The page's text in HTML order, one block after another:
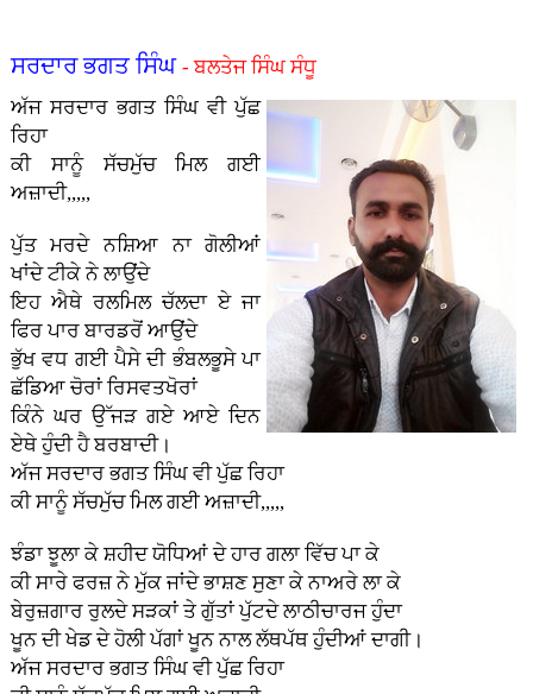
ਸਰਦਾਰ ਭਗਤ ਸਿੰਘ - ਬਲਤੇਜ ਸਿੰਘ ਸੰਧੂ
ਅੱਜ ਸਰਦਾਰ ਭਗਤ ਸਿੰਘ ਵੀ ਪੁੱਛ
ਰਿਹਾ
ਕੀ ਸਾਨੂੰ ਸੱਚਮੁੱਚ ਮਿਲ ਗਈ
ਅਜ਼ਾਦੀ,,,,,
ਪੁੱਤ ਮਰਦੇ ਨਸ਼ਿਆ ਨਾ ਗੋਲੀਆਂ
ਖਾਂਦੇ ਟੀਕੇ ਨੇ ਲਾਉਂਦੇ
ਇਹ ਐਥੇ ਰਲਮਿਲ ਚੱਲਦਾ ਏ ਜਾ
ਫਿਰ ਪਾਰ ਬਾਰਡਰੋਂ ਆਉਂਦੇ
ਭੁੱਖ ਵਧ ਗਈ ਪੈਸੇ ਦੀ ਭੰਬਲਭੂਸੇ ਪਾ
ਛੱਡਿਆ ਚੋਰਾਂ ਰਿਸਵਤਖੋਰਾਂ
ਕਿੰਨੇ ਘਰ ਉੱਜੜ ਗਏ ਆਏ ਦਿਨ
ਏਥੇ ਹੁੰਦੀ ਹੈ ਬਰਬਾਦੀ।
ਅੱਜ ਸਰਦਾਰ ਭਗਤ ਸਿੰਘ ਵੀ ਪੁੱਛ ਰਿਹਾ
ਕੀ ਸਾਨੂੰ ਸੱਚਮੁੱਚ ਮਿਲ ਗਈ ਅਜ਼ਾਦੀ,,,,,
ਝੰਡਾ ਝੂਲਾ ਕੇ ਸ਼ਹੀਦ ਯੋਧਿਆਂ ਦੇ ਹਾਰ ਗਲਾ ਵਿੱਚ ਪਾ ਕੇ
ਕੀ ਸਾਰੇ ਫਰਜ਼ ਨੇ ਮੁੱਕ ਜਾਂਦੇ ਭਾਸ਼ਣ ਸੁਣਾ ਕੇ ਨਾਅਰੇ ਲਾ ਕੇ
ਬੇਰੁਜ਼ਗਾਰ ਰੁਲਦੇ ਸੜਕਾਂ ਤੇ ਗੁੱਤਾਂ ਪੁੱਟਦੇ ਲਾਠੀਚਾਰਜ ਹੁੰਦਾ
ਖੂਨ ਦੀ ਖੇਡ ਦੇ ਹੋਲੀ ਪੱਗਾਂ ਖੂਨ ਨਾਲ ਲੱਥਪੱਥ ਹੁੰਦੀਆਂ ਦਾਗੀ।
ਅੱਜ ਸਰਦਾਰ ਭਗਤ ਸਿੰਘ ਵੀ ਪੁੱਛ ਰਿਹਾ